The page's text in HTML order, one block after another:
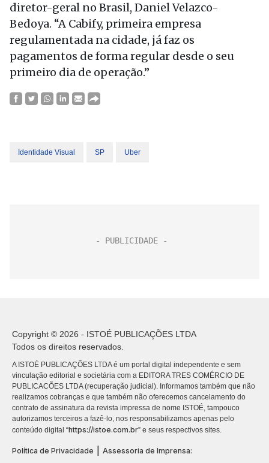
diretor-geral no Brasil, Daniel Velazco-
Bedoya. “A Cabify, primeira empresa
regulamentada na cidade, já faz os
pagamentos de forma regular desde o seu
primeiro dia de operação.”
Identidade Visual SP Uber
Copyright © 2026 - ISTOÉ PUBLICAÇÕES LTDA
Todos os direitos reservados.
A ISTOÉ PUBLICAÇÕES LTDA é um portal digital independente e sem
vinculação editorial e societária com a EDITORA TRES COMÉRCIO DE
PUBLICACÕES LTDA (recuperação judicial). Informamos também que não
realizamos cobranças e que também não oferecemos cancelamento do
contrato de assinatura da revista impressa de nome ISTOÉ, tampouco
autorizamos terceiros a fazê-lo, nos responsabilizamos apenas pelo
conteúdo digital “https://istoe.com.br” e seus respectivos sites.
Política de Privacidade
Assessoria de Imprensa: